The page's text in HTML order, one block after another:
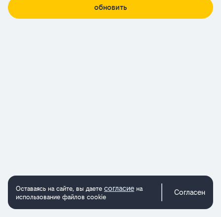
обновить
Оставаясь на сайте, вы даете согласие на
использование файлов cookie
Согласен